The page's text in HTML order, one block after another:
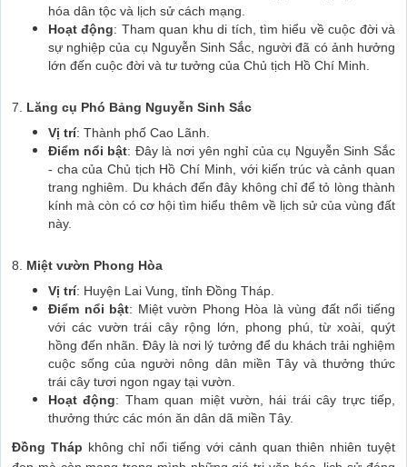
hóa dân tộc và lịch sử cách mạng.
Hoạt động: Tham quan khu di tích, tìm hiểu về cuộc đời và
sự nghiệp của cụ Nguyễn Sinh Sắc, người đã có ảnh hưởng
lớn đến cuộc đời và tư tưởng của Chủ tịch Hồ Chí Minh.
7. Lăng cụ Phó Bảng Nguyễn Sinh Sắc
Vị trí: Thành phố Cao Lãnh.
Điểm nổi bật: Đây là nơi yên nghỉ của cụ Nguyễn Sinh Sắc
- cha của Chủ tịch Hồ Chí Minh, với kiến trúc và cảnh quan
trang nghiêm. Du khách đến đây không chỉ để tỏ lòng thành
kính mà còn có cơ hội tìm hiểu thêm về lịch sử của vùng đất
này.
8. Miệt vườn Phong Hòa
Vị trí: Huyện Lai Vung, tỉnh Đồng Tháp.
Điểm nổi bật: Miệt vườn Phong Hòa là vùng đất nổi tiếng
với các vườn trái cây rộng lớn, phong phú, từ xoài, quýt
hồng đến nhãn. Đây là nơi lý tưởng để du khách trải nghiệm
cuộc sống của người nông dân miền Tây và thưởng thức
trái cây tươi ngon ngay tại vườn.
Hoạt động: Tham quan miệt vườn, hái trái cây trực tiếp,
thưởng thức các món ăn dân dã miền Tây.
Đồng Tháp không chỉ nổi tiếng với cảnh quan thiên nhiên tuyệt